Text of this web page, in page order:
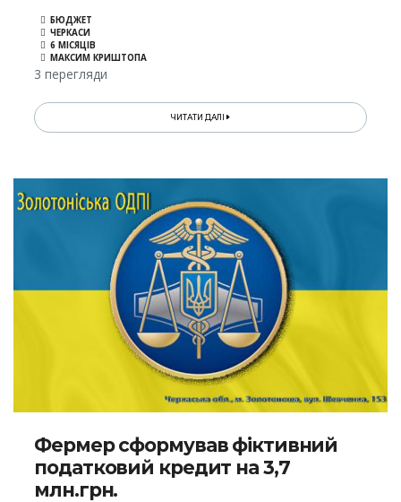
БЮДЖЕТ
ЧЕРКАСИ
6 МІСЯЦІВ
МАКСИМ КРИШТОПА
3 перегляди
ЧИТАТИ ДАЛІ
Фермер сформував фіктивний
податковий кредит на 3,7
млн.грн.